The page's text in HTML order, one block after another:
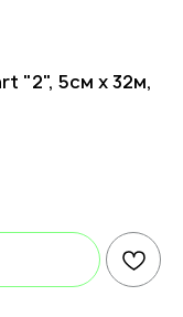
"2", 5см х 32м,